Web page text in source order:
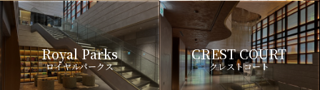
Royal Parks
ロイヤルパークス
CREST COURT
クレストコート